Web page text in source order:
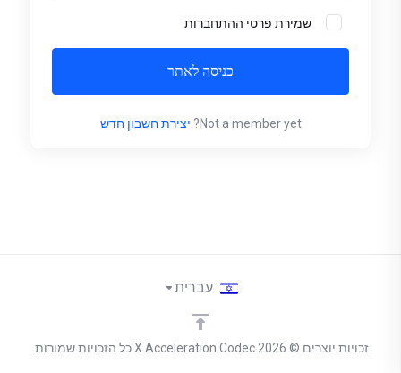
שמירת פרטי ההתחברות
כניסה לאתר
Not a member yet? יצירת חשבון חדש
זכויות יוצרים © 2026 X Acceleration Codec כל הזכויות שמורות.
עברית